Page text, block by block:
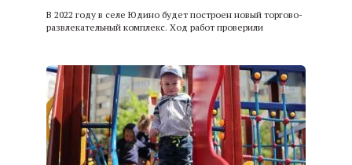
В 2022 году в селе Юдино будет построен новый торгово-
развлекательный комплекс. Ход работ проверили